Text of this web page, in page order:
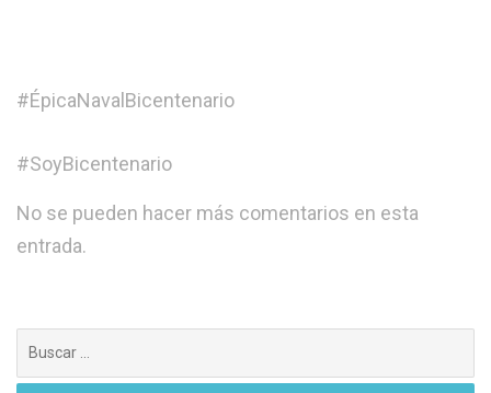
#ÉpicaNavalBicentenario
#SoyBicentenario
No se pueden hacer más comentarios en esta
entrada.